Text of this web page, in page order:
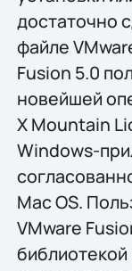
достаточно
файле
Fusion 5.0
новейшей
X Mountain
Windows-
Mac OS.
VMware